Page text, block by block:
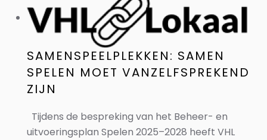
SAMENSPEELPLEKKEN: SAMEN
SPELEN MOET VANZELFSPREKEND
ZIJN
Tijdens de bespreking van het Beheer- en
uitvoeringsplan Spelen 2025–2028 heeft VHL